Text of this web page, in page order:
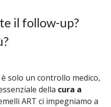
il follow-up?
solo un controllo medico,
della cura a
ART ci impegniamo a